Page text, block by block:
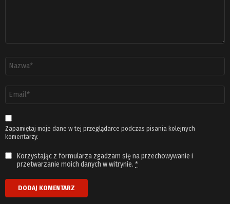
email
*
Zapamiętaj moje dane w tej przeglądarce podczas pisania kolejnych
komentarzy.
Korzystając z formularza zgadzam się na przechowywanie i
przetwarzanie moich danych w witrynie. *